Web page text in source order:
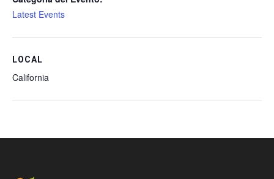
Latest Events
LOCAL
California